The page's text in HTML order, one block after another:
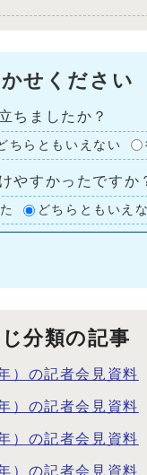
せください
ちましたか？
ちらともいえない
やすかったですか
どちらともいえ
分類の記事
）の記者会見資料
）の記者会見資料
）の記者会見資料
）の記者会見資料